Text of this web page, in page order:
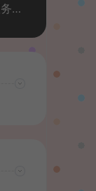
稀有横版卡牌手游【天命6】全套源码（客户端+服务端）